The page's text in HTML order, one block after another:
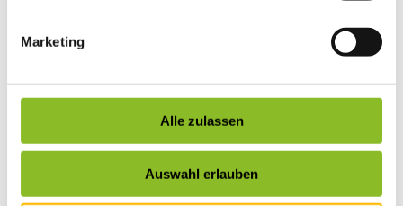
Marketing
Alle zulassen
Auswahl erlauben
Tourismus
Gastronomie
Unterkünfte
Naturbad Untere Au
Schwimmbad Felsenau
Vorarlberger Museumswelt
Tabakausstellung